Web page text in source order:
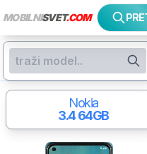
MOBILNISVET.COM
Nokia
3.464GB